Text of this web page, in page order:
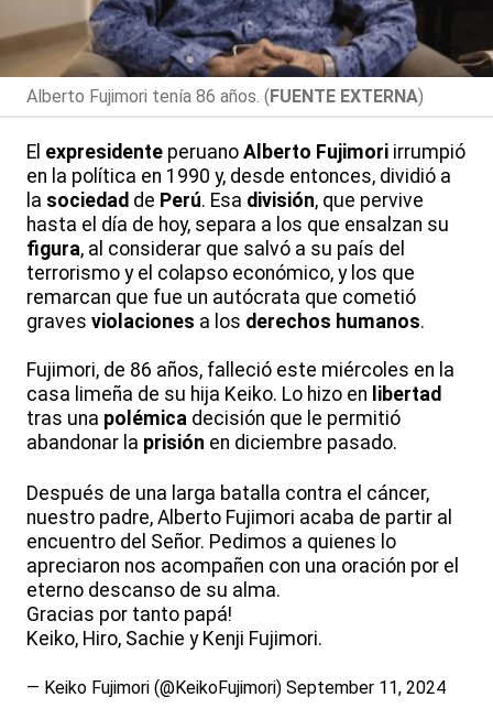
Alberto Fujimori tenía 86 años. (FUENTE EXTERNA)
El expresidente peruano Alberto Fujimori irrumpió
en la política en 1990 y, desde entonces, dividió a
la sociedad de Perú. Esa división, que pervive
hasta el día de hoy, separa a los que ensalzan su
figura, al considerar que salvó a su país del
terrorismo y el colapso económico, y los que
remarcan que fue un autócrata que cometió
graves violaciones a los derechos humanos.
Fujimori, de 86 años, falleció este miércoles en la
casa limeña de su hija Keiko. Lo hizo en libertad
tras una polémica decisión que le permitió
abandonar la prisión en diciembre pasado.
Después de una larga batalla contra el cáncer,
nuestro padre, Alberto Fujimori acaba de partir al
encuentro del Señor. Pedimos a quienes lo
apreciaron nos acompañen con una oración por el
eterno descanso de su alma.
Gracias por tanto papá!
Keiko, Hiro, Sachie y Kenji Fujimori.
— Keiko Fujimori (@KeikoFujimori) September 11, 2024